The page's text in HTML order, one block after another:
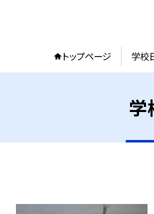
トップページ 学校
学